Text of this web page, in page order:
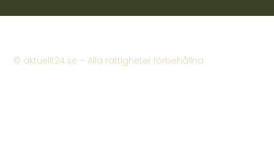
© aktuellt24.se – Alla rättigheter förbehållna